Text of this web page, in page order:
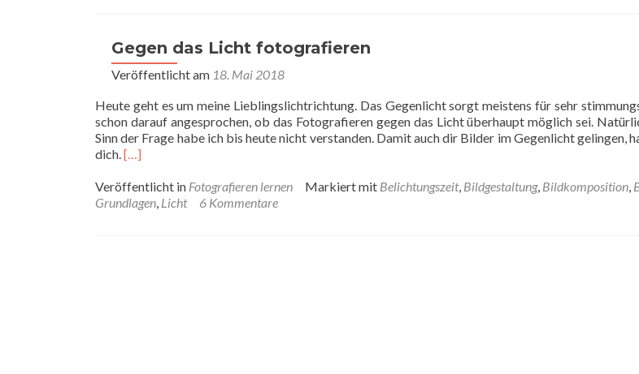
eine
Gegenlichtblende
Gegen das Licht fotografieren
Veröffentlicht am 18. Mai 2018
Heute geht es um meine Lieblingslichtrichtung. Das Gegenlicht sorgt meistens für sehr
schon darauf angesprochen, ob das Fotografieren gegen das Licht überhaupt möglich sei.
Sinn der Frage habe ich bis heute nicht verstanden. Damit auch dir Bilder im Gegenlicht gelingen,
dich.Read
about
Gegen
[…]
Veröffentlicht in Fotografieren lernen Markiert mit Belichtungszeit, Bildgestaltung, Bildkomposition,
Grundlagen, Licht 6 Kommentare